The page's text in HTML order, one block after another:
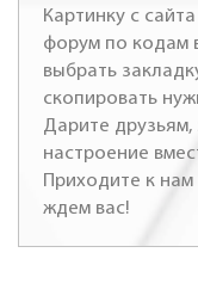
Картинку с
форум по кодам
выбрать
скопировать
Дарите
настроение
Приходите к
ждем вас!